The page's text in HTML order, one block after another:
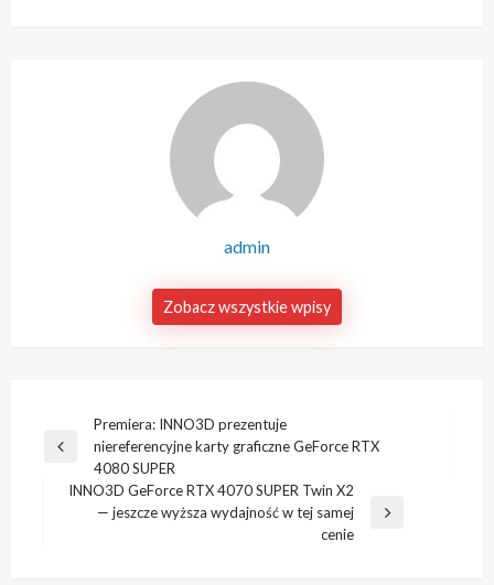
admin
Zobacz wszystkie wpisy
Nawigacja
wpisu
Poprzedni
Premiera: INNO3D prezentuje
niereferencyjne karty graficzne GeForce RTX
4080 SUPER
Następny
INNO3D GeForce RTX 4070 SUPER Twin X2
— jeszcze wyższa wydajność w tej samej
cenie